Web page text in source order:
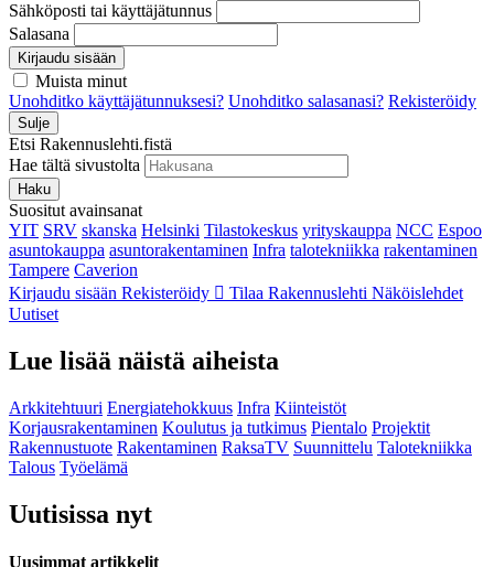
Sähköposti tai käyttäjätunnus
Salasana
Kirjaudu sisään
Muista minut
Unohditko käyttäjätunnuksesi? Unohditko salasanasi? Rekisteröidy
Sulje
Etsi Rakennuslehti.fistä
Hae tältä sivustolta
Haku
Suositut avainsanat
YIT SRV skanska Helsinki Tilastokeskus yrityskauppa NCC Espoo
asuntokauppa asuntorakentaminen Infra talotekniikka rakentaminen
Tampere Caverion
Kirjaudu sisään Rekisteröidy Tilaa Rakennuslehti Näköislehdet
Uutiset
Lue lisää näistä aiheista
Arkkitehtuuri Energiatehokkuus Infra Kiinteistöt
Korjausrakentaminen Koulutus ja tutkimus Pientalo Projektit
Rakennustuote Rakentaminen RaksaTV Suunnittelu Talotekniikka
Talous Työelämä
Uutisissa nyt
Uusimmat artikkelit